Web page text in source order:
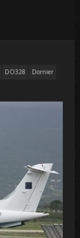
DO328
Dornier